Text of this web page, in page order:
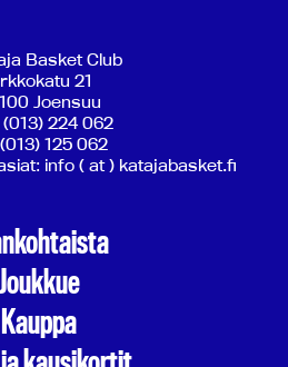
Basket Club
21
Joensuu
(013) 224 062
125 062
info ( at ) katajabasket.fi
Kauppa